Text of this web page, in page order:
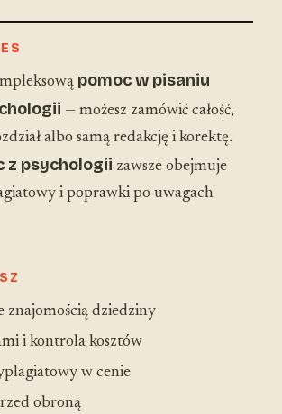
pomoc w pisaniu
— możesz zamówić całość,
albo samą redakcję i korektę.
z psychologii zawsze obejmuje
i poprawki po uwagach
znajomością dziedziny
i kontrola kosztów
w cenie
obroną